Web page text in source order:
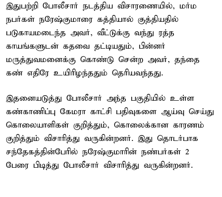
இதுபற்றி போலீசார் நடத்திய விசாரணையில், மர்ம
நபர்கள் நரேஷ்குமாரை கத்தியால் குத்தியதில்
படுகாயமடைந்த அவர், வீட்டுக்கு வந்து ரத்த
காயங்களுடன் கதவை தட்டியதும், பின்னர்
மருத்துவமனைக்கு கொண்டு சென்ற அவர், தந்தை
கண் எதிரே உயிரிழந்ததும் தெரியவந்தது.
இதனையடுத்து போலீசார் அந்த பகுதியில் உள்ள
கண்காணிப்பு கேமரா காட்சி பதிவுகளை ஆய்வு செய்து
கொலையாளிகள் குறித்தும், கொலைக்கான காரணம்
குறித்தும் விசாரித்து வருகின்றனர். இது தொடர்பாக
சந்தேகத்தின்பேரில் நரேஷ்குமாரின் நண்பர்கள் 2
பேரை பிடித்து போலீசார் விசாரித்து வருகின்றனர்.